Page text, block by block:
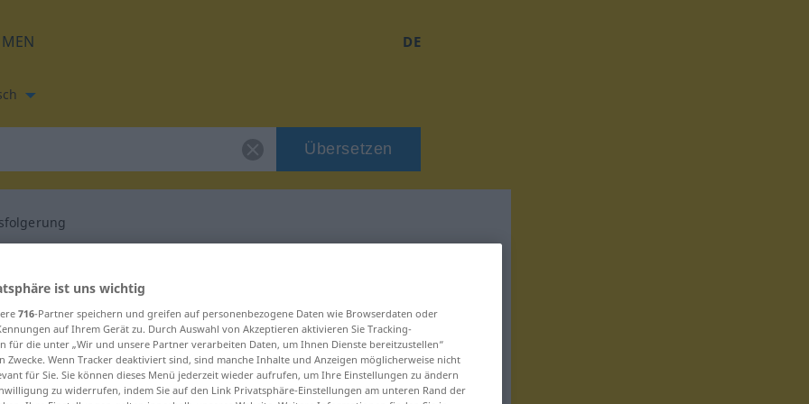
DE
Übersetzen
für "Schlussfolgerung"
Übersetzung
ist uns wichtig
716-Partner speichern und greifen auf personenbezogene Daten wie Browserdaten oder
auf Ihrem Gerät zu. Durch Auswahl von Akzeptieren aktivieren Sie Tracking-
für die unter „Wir und unsere Partner verarbeiten Daten, um Ihnen Dienste bereitzustellen“
Zwecke. Wenn Tracker deaktiviert sind, sind manche Inhalte und Anzeigen möglicherweise nicht
für Sie. Sie können dieses Menü jederzeit wieder aufrufen, um Ihre Einstellungen zu ändern
zu widerrufen, indem Sie auf den Link Privatsphäre-Einstellungen am unteren Rand der